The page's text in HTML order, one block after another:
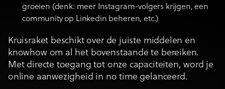
groeien (denk: meer Instagram-volgers krijgen, een
community op Linkedin beheren, etc.)
Kruisraket beschikt over de juiste middelen en
knowhow om al het bovenstaande te bereiken.
Met directe toegang tot onze capaciteiten, word je
online aanwezigheid in no time gelanceerd.